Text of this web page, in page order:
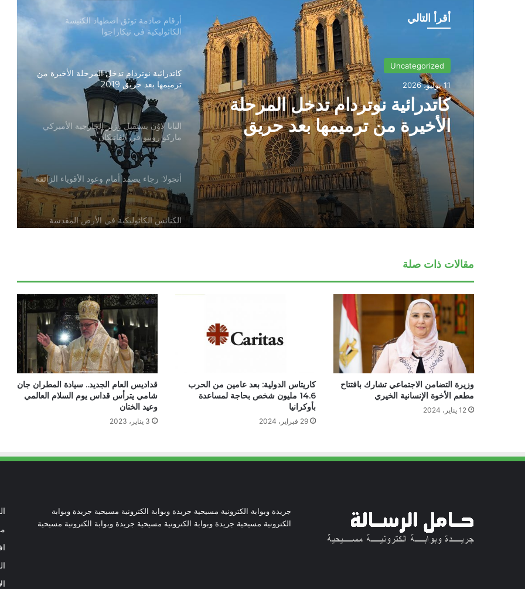
أقرأ التالي
Uncategorized
11 يوليو، 2026
كاتدرائية نوتردام تدخل المرحلة
الأخيرة من ترميمها بعد حريق
2019
أرقام صادمة توثق اضطهاد الكنيسة
الكاثوليكية في نيكاراجوا
كاتدرائية نوتردام تدخل المرحلة الأخيرة من
ترميمها بعد حريق 2019
البابا لاوُن يستقبل وزير الخارجية الأميركي
ماركو روبيو في الفاتيكان
أنجولا: رجاء يصمد أمام وعود الأقوياء الزائفة
الكنائس الكاثوليكية في الأرض المقدسة
تدين تدنيس تمثال المسيح المصلوب
الصراع في الشرق الأوسط
الكاردينال بيتسابالا: الكنيسة لن تتخلى أبدًا
عن المحتاجين في غزة
دعوة مشتركة لتجديد الإيمان وترسيخ السلام
والحوار.. رسالة دائرة الحوار بين الأديان
بمناسبة رمضان وعيد الفطر
مقالات ذات صلة
وزيرة التضامن الاجتماعي تشارك بافتتاح
مطعم الأخوة الإنسانية الخيري
12 يناير، 2024
كاريتاس الدولية: بعد عامين من الحرب
14.6 مليون شخص بحاجة لمساعدة
بأوكرانيا
29 فبراير، 2024
قداديس العام الجديد.. سيادة المطران جان
شامي يترأس قداس يوم السلام العالمي
وعيد الختان
3 يناير، 2023
جريدة وبوابة الكترونية مسيحية جريدة وبوابة الكترونية مسيحية جريدة وبوابة
الكترونية مسيحية جريدة وبوابة الكترونية مسيحية جريدة وبوابة الكترونية مسيحية